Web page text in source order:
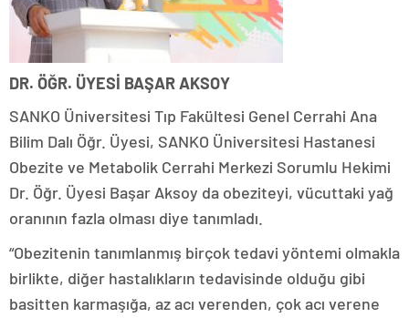
DR. ÖĞR. ÜYESİ BAŞAR AKSOY
SANKO Üniversitesi Tıp Fakültesi Genel Cerrahi Ana
Bilim Dalı Öğr. Üyesi, SANKO Üniversitesi Hastanesi
Obezite ve Metabolik Cerrahi Merkezi Sorumlu Hekimi
Dr. Öğr. Üyesi Başar Aksoy da obeziteyi, vücuttaki yağ
oranının fazla olması diye tanımladı.
“Obezitenin tanımlanmış birçok tedavi yöntemi olmakla
birlikte, diğer hastalıkların tedavisinde olduğu gibi
basitten karmaşığa, az acı verenden, çok acı verene